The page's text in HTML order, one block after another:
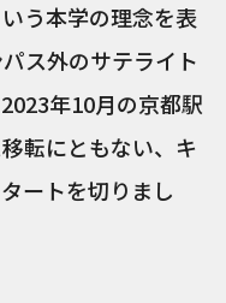
う本学の理念を表
ス外のサテライト
年10月の京都駅
転にともない、キ
ートを切りまし